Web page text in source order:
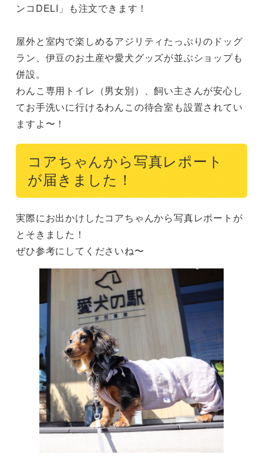
ンコDELI」も注文できます！
屋外と室内で楽しめるアジリティたっぷりのドッグ
ラン、伊豆のお土産や愛犬グッズが並ぶショップも
併設。
わんこ専用トイレ（男女別）、飼い主さんが安心し
てお手洗いに行けるわんこの待合室も設置されてい
ますよ〜！
コアちゃんから写真レポート
が届きました！
実際にお出かけしたコアちゃんから写真レポートが
とそきました！
ぜひ参考にしてくださいね〜